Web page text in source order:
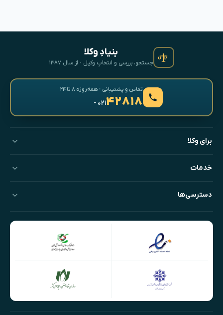
بنیادِ وکلا
جستجو، بررسی و انتخابِ وکیل · از سال ۱۳۸۷
تماس و پشتیبانی · همه‌روزه ۸ تا ۲۴
۴۲۸۱۸- ۰۲۱
برای وکلا
خدمات
دسترسی‌ها